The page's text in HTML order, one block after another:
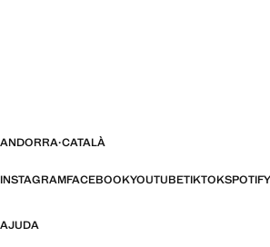
ANDORRA·CATALÀ
INSTAGRAMFACEBOOKYOUTUBETIKTOKSPOTIFY
AJUDA